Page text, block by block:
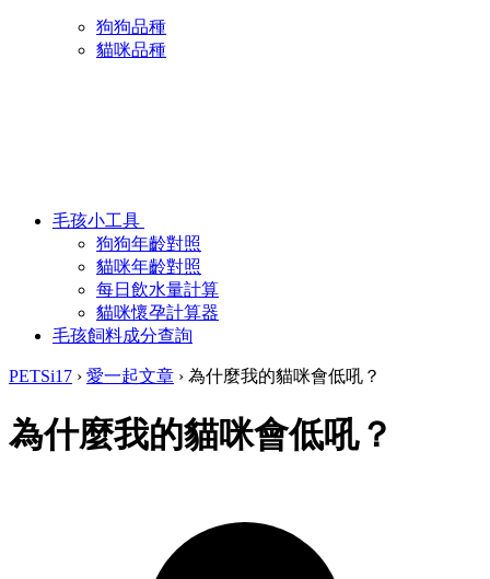
狗狗品種
貓咪品種
毛孩小工具
狗狗年齡對照
貓咪年齡對照
每日飲水量計算
貓咪懷孕計算器
毛孩飼料成分查詢
PETSi17 › 愛一起文章 › 為什麼我的貓咪會低吼？
為什麼我的貓咪會低吼？